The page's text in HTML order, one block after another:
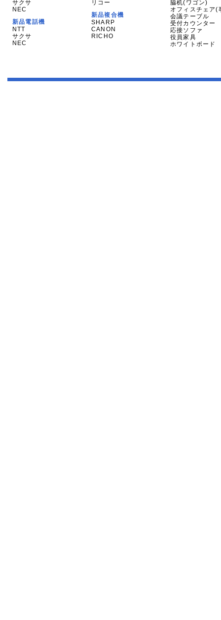
サクサ
NEC
新品電話機
NTT
サクサ
NEC
リコー
新品複合機
SHARP
CANON
RICHO
脇机(ワゴン)
オフィスチェア(
会議テーブル
受付カウンター
応接ソファ
役員家具
ホワイトボード